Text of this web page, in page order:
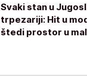
Svaki stan u
trpezariji: Hit u
štedi prostor u